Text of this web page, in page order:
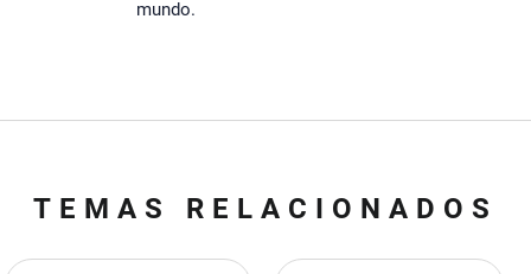
mundo.
TEMAS RELACIONADOS